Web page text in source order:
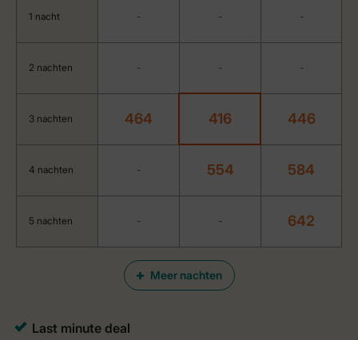
Meer nachten
1 nacht - - -
2 nachten - - -
3 nachten 464 416 446
4 nachten - 554 584
5 nachten - - 642